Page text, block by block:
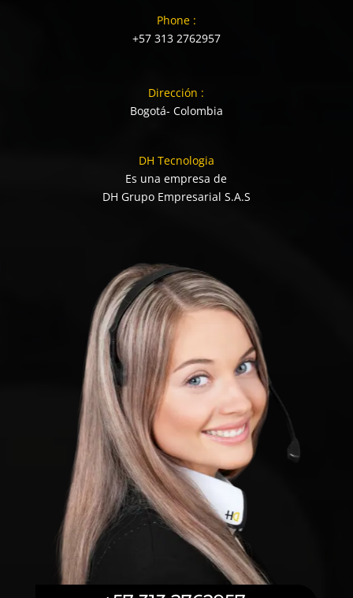
Phone :
+57 313 2762957
Dirección :
Bogotá- Colombia
DH Tecnologia
Es una empresa de
DH Grupo Empresarial S.A.S